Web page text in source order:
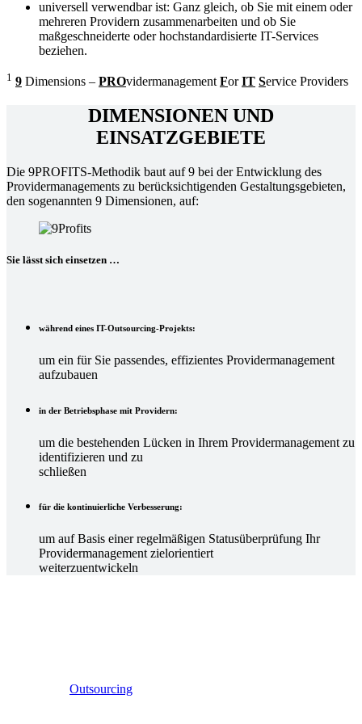
universell verwendbar ist: Ganz gleich, ob Sie mit einem oder
mehreren Providern zusammenarbeiten und ob Sie
maßgeschneiderte oder hochstandardisierte IT-Services
beziehen.
1 9 Dimensions – PROvidermanagementForIT Service Providers
DIMENSIONEN UND
EINSATZGEBIETE
Die 9PROFITS-Methodik baut auf 9 bei der Entwicklung des
Providermanagements zu berücksichtigenden Gestaltungsgebieten,
den sogenannten 9 Dimensionen, auf:
Sie lässt sich einsetzen …
während eines IT-Outsourcing-Projekts:
um ein für Sie passendes, effizientes Providermanagement
aufzubauen
in der Betriebsphase mit Providern:
um die bestehenden Lücken in Ihrem Providermanagement zu
identifizieren und zu
schließen
für die kontinuierliche Verbesserung:
um auf Basis einer regelmäßigen Statusüberprüfung Ihr
Providermanagement zielorientiert
weiterzuentwickeln
Outsourcing